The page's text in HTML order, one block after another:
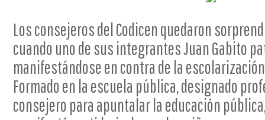
Los consejeros del Codicen quedaron
cuando uno de sus integrantes Juan Gabito
manifestándose en contra de la
Formado en la escuela pública, designado
consejero para apuntalar la educación